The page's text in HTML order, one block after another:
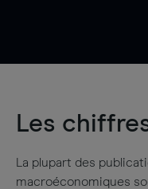
Les
La plupart des
macroéconomiques